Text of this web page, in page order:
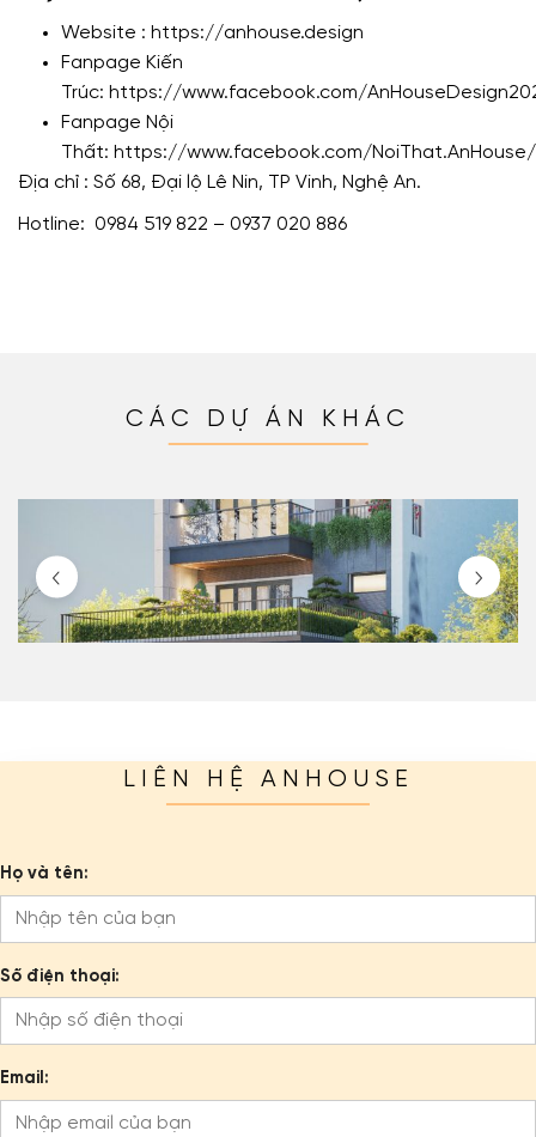
Website : https://anhouse.design
Fanpage Kiến
Trúc: https://www.facebook.com/
Fanpage Nội
Thất: https://www.facebook.com/NoiThat.AnHouse/
Địa chỉ : Số 68, Đại lộ Lê Nin, TP Vinh, Nghệ An.
Hotline: 0984 519 822 – 0937 020 886
CÁC DỰ ÁN KHÁC
LIÊN HỆ ANHOUSE
Họ và tên:
Số điện thoại:
Email: